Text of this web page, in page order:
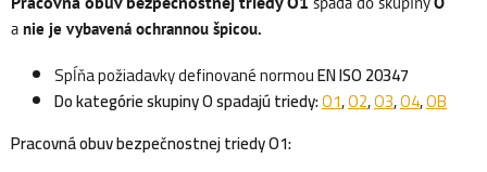
a nie je vybavená ochrannou špicou.
Spĺňa požiadavky definované normouEN ISO 20347
Do kategórie skupiny O spadajú triedy:O1,O2,O3,O4,OB
Pracovná obuv bezpečnostnej triedy O1: